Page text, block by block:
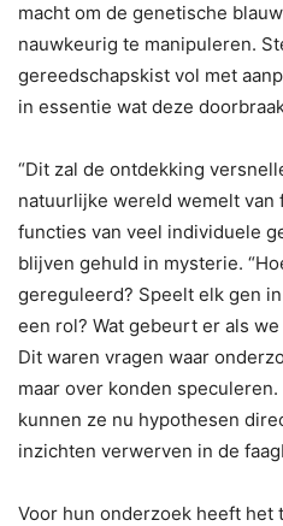
macht om de genetische
nauwkeurig te manipuleren.
gereedschapskist vol met
in essentie wat deze
“Dit zal de ontdekking
natuurlijke wereld wemelt van
functies van veel individuele
blijven gehuld in mysterie.
gereguleerd? Speelt elk gen
een rol? Wat gebeurt er als
Dit waren vragen waar
maar over konden
kunnen ze nu hypothesen
inzichten verwerven in de
Voor hun onderzoek heeft het